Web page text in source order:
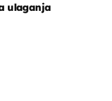
ulaganja